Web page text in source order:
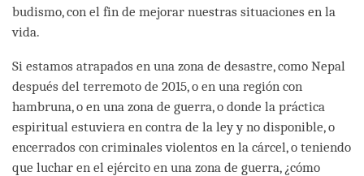
budismo, con el fin de mejorar nuestras situaciones en la
vida.
Si estamos atrapados en una zona de desastre, como Nepal
después del terremoto de 2015, o en una región con
hambruna, o en una zona de guerra, o donde la práctica
espiritual estuviera en contra de la ley y no disponible, o
encerrados con criminales violentos en la cárcel, o teniendo
que luchar en el ejército en una zona de guerra, ¿cómo